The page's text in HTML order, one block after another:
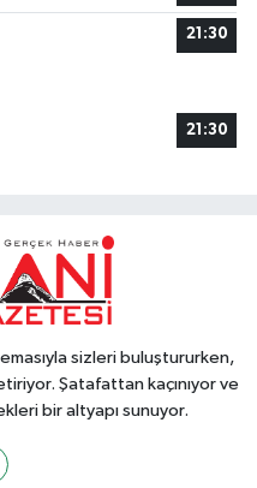
21:30
21:30
sizleri buluştururken,
Şatafattan kaçınıyor ve
bir altyapı sunuyor.